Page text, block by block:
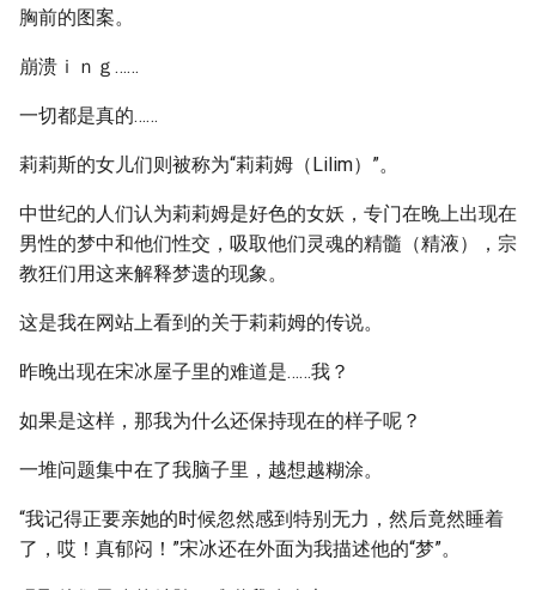
胸前的图案。
崩溃ｉｎｇ……
一切都是真的……
莉莉斯的女儿们则被称为“莉莉姆（Lilim）”。
中世纪的人们认为莉莉姆是好色的女妖，专门在晚上出现在
男性的梦中和他们性交，吸取他们灵魂的精髓（精液），宗
教狂们用这来解释梦遗的现象。
这是我在网站上看到的关于莉莉姆的传说。
昨晚出现在宋冰屋子里的难道是……我？
如果是这样，那我为什么还保持现在的样子呢？
一堆问题集中在了我脑子里，越想越糊涂。
“我记得正要亲她的时候忽然感到特别无力，然后竟然睡着
了，哎！真郁闷！”宋冰还在外面为我描述他的“梦”。